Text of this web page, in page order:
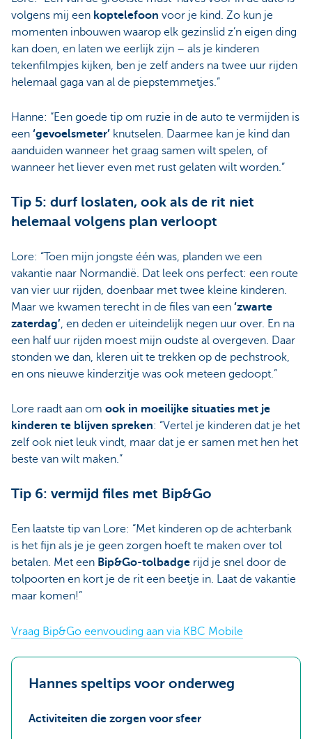
volgens mij een koptelefoon voor je kind. Zo kun je
momenten inbouwen waarop elk gezinslid z’n eigen ding
kan doen, en laten we eerlijk zijn – als je kinderen
tekenfilmpjes kijken, ben je zelf anders na twee uur rijden
helemaal gaga van al de piepstemmetjes.”
Hanne: “Een goede tip om ruzie in de auto te vermijden is
een ‘gevoelsmeter’ knutselen. Daarmee kan je kind dan
aanduiden wanneer het graag samen wilt spelen, of
wanneer het liever even met rust gelaten wilt worden.”
Tip 5: durf loslaten, ook als de rit niet
helemaal volgens plan verloopt
Lore: “Toen mijn jongste één was, planden we een
vakantie naar Normandië. Dat leek ons perfect: een route
van vier uur rijden, doenbaar met twee kleine kinderen.
Maar we kwamen terecht in de files van een ‘zwarte
zaterdag’, en deden er uiteindelijk negen uur over. En na
een half uur rijden moest mijn oudste al overgeven. Daar
stonden we dan, kleren uit te trekken op de pechstrook,
en ons nieuwe kinderzitje was ook meteen gedoopt.”
Lore raadt aan om ook in moeilijke situaties met je
kinderen te blijven spreken: “Vertel je kinderen dat je het
zelf ook niet leuk vindt, maar dat je er samen met hen het
beste van wilt maken.”
Tip 6: vermijd files met Bip&Go
Een laatste tip van Lore: “Met kinderen op de achterbank
is het fijn als je je geen zorgen hoeft te maken over tol
betalen. Met een Bip&Go-tolbadge rijd je snel door de
tolpoorten en kort je de rit een beetje in. Laat de vakantie
maar komen!”
Vraag Bip&Go eenvouding aan via KBC Mobile
Hannes speltips voor onderweg
Activiteiten die zorgen voor sfeer